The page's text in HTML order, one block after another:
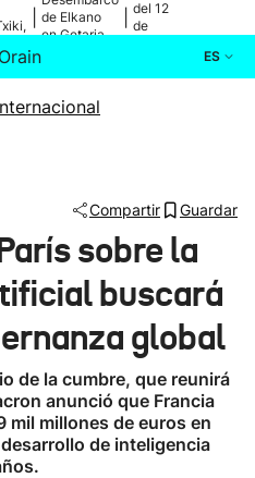
de Elkano
en Getaria
del 12
de
ES
Compartir Guardar
sobre la
buscará
global
de la cumbre, que reunirá
anunció que Francia
mil millones de euros en
de inteligencia